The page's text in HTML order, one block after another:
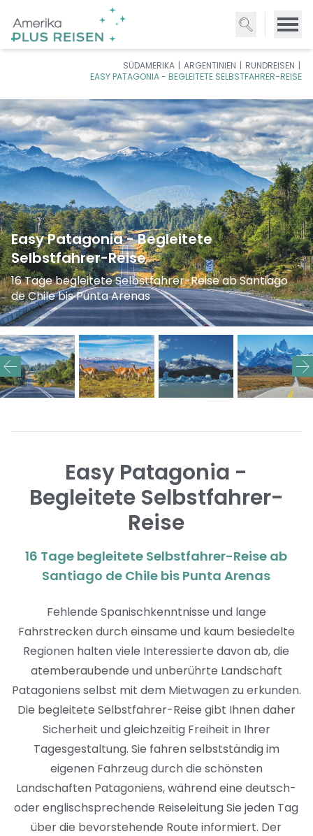
zum
Inhalt
SÜDAMERIKA ARGENTINIEN
RUNDREISEN
EASY PATAGONIA - BEGLEITETE SELBSTFAHRER-REISE
Easy Patagonia - Begleitete
Selbstfahrer-Reise
16 Tage begleitete Selbstfahrer-Reise ab Santiago
de Chile bis Punta Arenas
Easy Patagonia -
Begleitete Selbstfahrer-
Reise
16 Tage begleitete Selbstfahrer-Reise ab
Santiago de Chile bis Punta Arenas
Fehlende Spanischkenntnisse und lange
Fahrstrecken durch einsame und kaum besiedelte
Regionen halten viele Interessierte davon ab, die
atemberaubende und unberührte Landschaft
Patagoniens selbst mit dem Mietwagen zu erkunden.
Die begleitete Selbstfahrer-Reise gibt Ihnen daher
Sicherheit und gleichzeitig Freiheit in Ihrer
Tagesgestaltung. Sie fahren selbstständig im
eigenen Fahrzeug durch die schönsten
Landschaften Patagoniens, während eine deutsch-
oder englischsprechende Reiseleitung Sie jeden Tag
über die bevorstehende Route informiert. Der